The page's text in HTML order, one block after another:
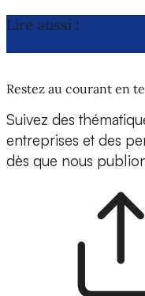
Lire aussi :
Restez au courant en
Suivez des
entreprises et des
dès que nous